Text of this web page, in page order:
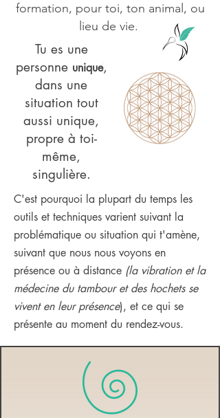
formation, pour toi, ton animal, ou
lieu de vie.
Tu es une
personne unique,
dans une
situation tout
aussi unique,
propre à toi-
même,
singulière.
C'est pourquoi la plupart du temps les
outils et techniques varient suivant la
problématique ou situation qui t'amène,
suivant que nous nous voyons en
présence ou à distance (la vibration et la
médecine du tambour et des hochets se
vivent en leur présence), et ce qui se
présente au moment du rendez-vous.